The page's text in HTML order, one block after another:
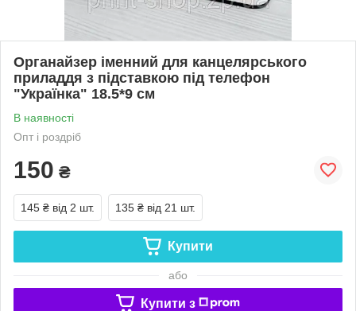
Органайзер іменний для канцелярського
приладдя з підставкою під телефон
"Українка" 18.5*9 см
В наявності
Опт і роздріб
150 ₴
145 ₴ від 2 шт. 135 ₴ від 21 шт.
Купити
або
Купити з